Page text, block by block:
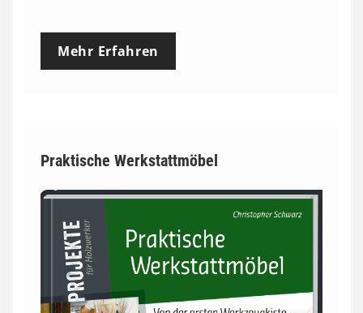
e
a
n
e
:
7
Mehr Erfahren
Praktische Werkstattmöbel